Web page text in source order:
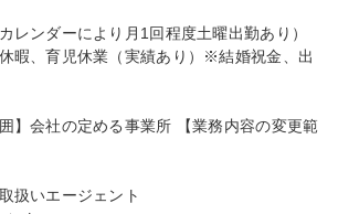
レンダーにより月1回程度土曜出勤あり）
暇、育児休業（実績あり）※結婚祝金、出
】会社の定める事業所 【業務内容の変更範
扱いエージェント